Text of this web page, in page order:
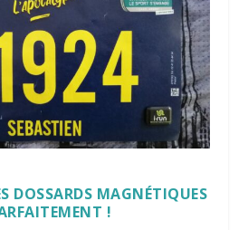
DOSSARDS MAGNÉTIQUES
!